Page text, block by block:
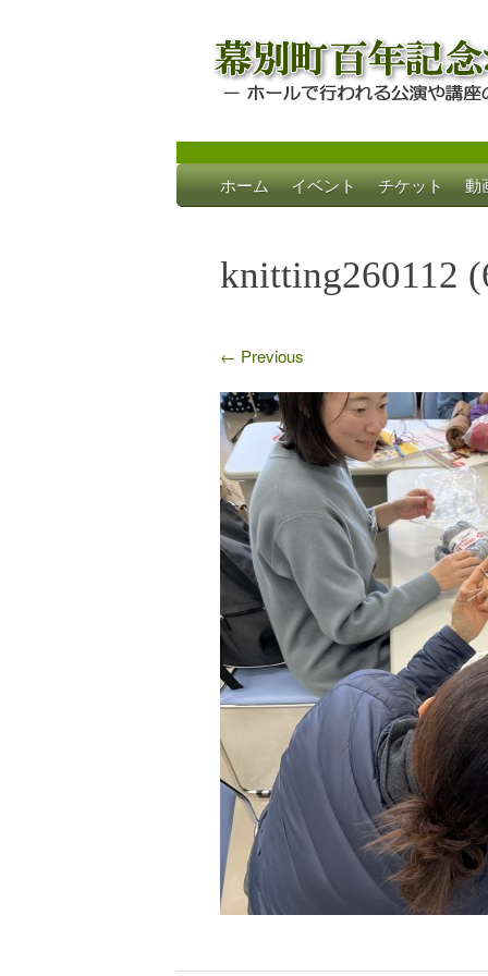
幕別町百年記
ホールで行われる公演や講座のご案内
Skip
to
ホーム イベント チケット 動
knitting260112
← Previous